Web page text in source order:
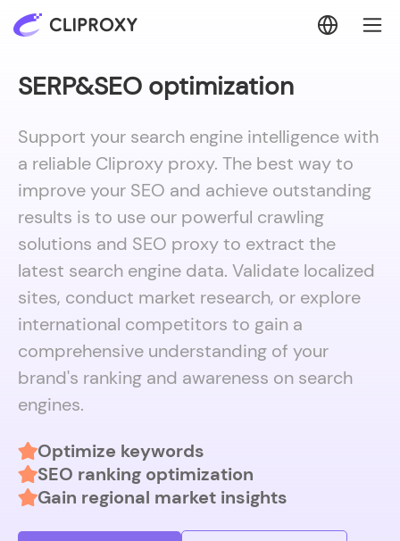
SERP&SEO optimization
Support your search engine intelligence with
a reliable Cliproxy proxy. The best way to
improve your SEO and achieve outstanding
results is to use our powerful crawling
solutions and SEO proxy to extract the
latest search engine data. Validate localized
sites, conduct market research, or explore
international competitors to gain a
comprehensive understanding of your
brand's ranking and awareness on search
engines.
Optimize keywords
SEO ranking optimization
Gain regional market insights